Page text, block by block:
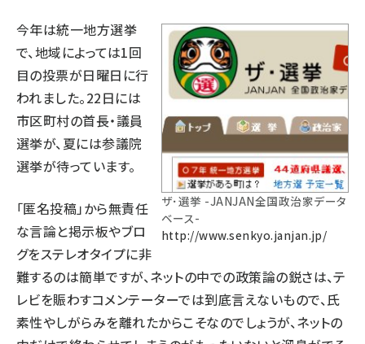
ザ･選挙 -JANJAN全国政治家データ
ベース-
http://www.senkyo.janjan.jp/
今年は統一地方選挙
で、地域によっては1回
目の投票が日曜日に行
われました。22日には
市区町村の首長・議員
選挙が、夏には参議院
選挙が待っています。
「匿名投稿」から無責任
な言論と掲示板やブロ
グをステレオタイプに非
難するのは簡単ですが、ネットの中での政策論の鋭さは、テ
レビを賑わすコメンテーターでは到底言えないもので、氏
素性やしがらみを離れたからこそなのでしょうが、ネットの